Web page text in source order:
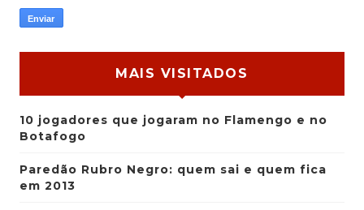
MAIS VISITADOS
10 jogadores que jogaram no Flamengo e no
Botafogo
Paredão Rubro Negro: quem sai e quem fica
em 2013